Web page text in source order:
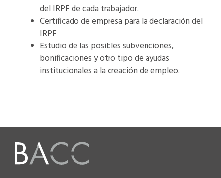
del IRPF de cada trabajador.
Certificado de empresa para la declaración del
IRPF
Estudio de las posibles subvenciones,
bonificaciones y otro tipo de ayudas
institucionales a la creación de empleo.